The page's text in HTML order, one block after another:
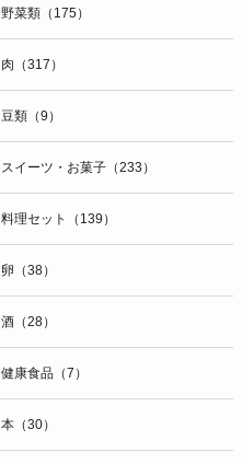
野菜類（175）
肉（317）
豆類（9）
スイーツ・お菓子（233）
料理セット（139）
卵（38）
酒（28）
健康食品（7）
本（30）